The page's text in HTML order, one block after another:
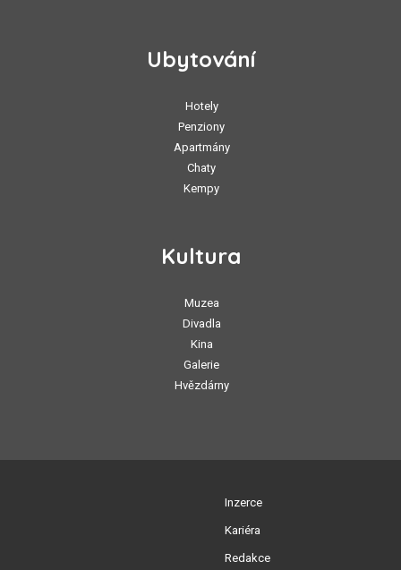
Ubytování
Hotely
Penziony
Apartmány
Chaty
Kempy
Kultura
Muzea
Divadla
Kina
Galerie
Hvězdárny
Inzerce
Kariéra
Redakce